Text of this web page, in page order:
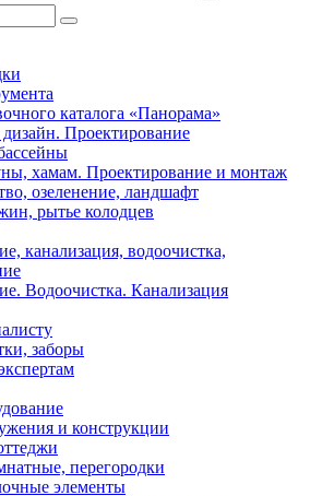
каталога «Панорама»
Проектирование
хамам. Проектирование и монтаж
озеленение, ландшафт
рытье колодцев
канализация, водоочистка,
Водоочистка. Канализация
заборы
и конструкции
перегородки
элементы